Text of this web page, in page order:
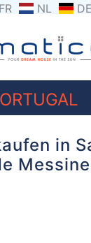
FR NL DE
in